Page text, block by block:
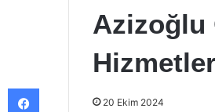
Azizoğlu
20 Ekim 2024
Facebook